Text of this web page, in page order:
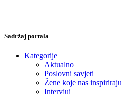
Sadržaj portala
Kategorije
Aktualno
Poslovni savjeti
Žene koje nas inspiriraju
Intervjui